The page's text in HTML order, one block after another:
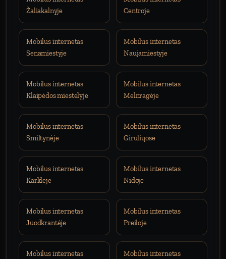
Žaliakalnyje
Centroje
Mobilus internetas
Senamiestyje
Mobilus internetas
Naujamiestyje
Mobilus internetas
Klaipėdos miestelyje
Mobilus internetas
Melnragėje
Mobilus internetas
Smiltynėje
Mobilus internetas
Giruliųose
Mobilus internetas
Karklėje
Mobilus internetas
Nidoje
Mobilus internetas
Juodkrantėje
Mobilus internetas
Preiloje
Mobilus internetas
Mobilus internetas